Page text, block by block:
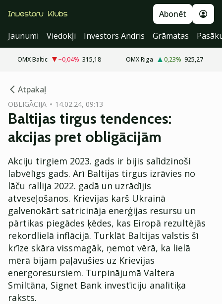
Abonēt
Jaunumi
Viedokļi Investors Andris Grāmatas
OMX Baltic −0,04% 315,18 OMX Riga 0,23% 925,27
Atpakaļ
OBLIGĀCIJA 14.02.24, 09:13
Baltijas tirgus tendences:
akcijas pret obligācijām
Akciju tirgiem 2023. gads ir bijis salīdzinoši
labvēlīgs gads. Arī Baltijas tirgus izrāvies no
lāču rallija 2022. gadā un uzrādījis
atveseļošanos. Krievijas karš Ukrainā
galvenokārt satricināja enerģijas resursu un
pārtikas piegādes ķēdes, kas Eiropā rezultējās
rekordlielā inflācijā. Turklāt Baltijas valstis šī
krīze skāra vissmagāk, ņemot vērā, ka lielā
mērā bijām paļāvušies uz Krievijas
energoresursiem. Turpinājumā Valtera
Smiltāna, Signet Bank investīciju analītiķa
raksts.